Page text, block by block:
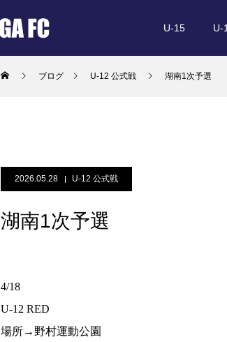
U-15 U-
ブログ U-12 公式戦 湖南1次予選
2026.05.28 U-12 公式戦
湖南1次予選
4/18
U-12 RED
場所→野村運動公園